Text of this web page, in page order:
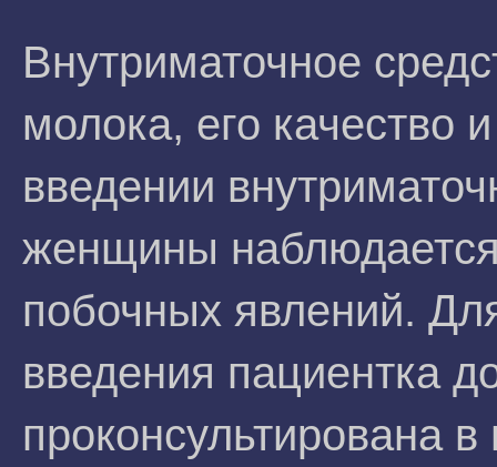
Внутриматочное
молока, его качество
введении
женщины
побочных явлений.
введения пациентка
проконсультирована